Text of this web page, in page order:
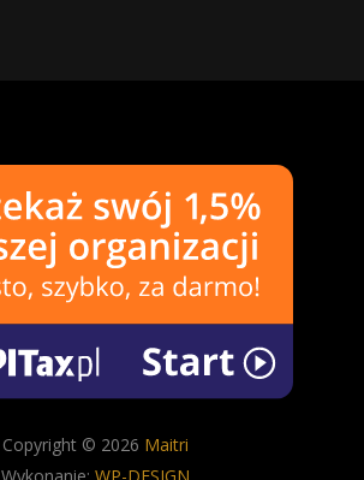
Copyright © 2026 Maitri
Wykonanie: WP-DESIGN